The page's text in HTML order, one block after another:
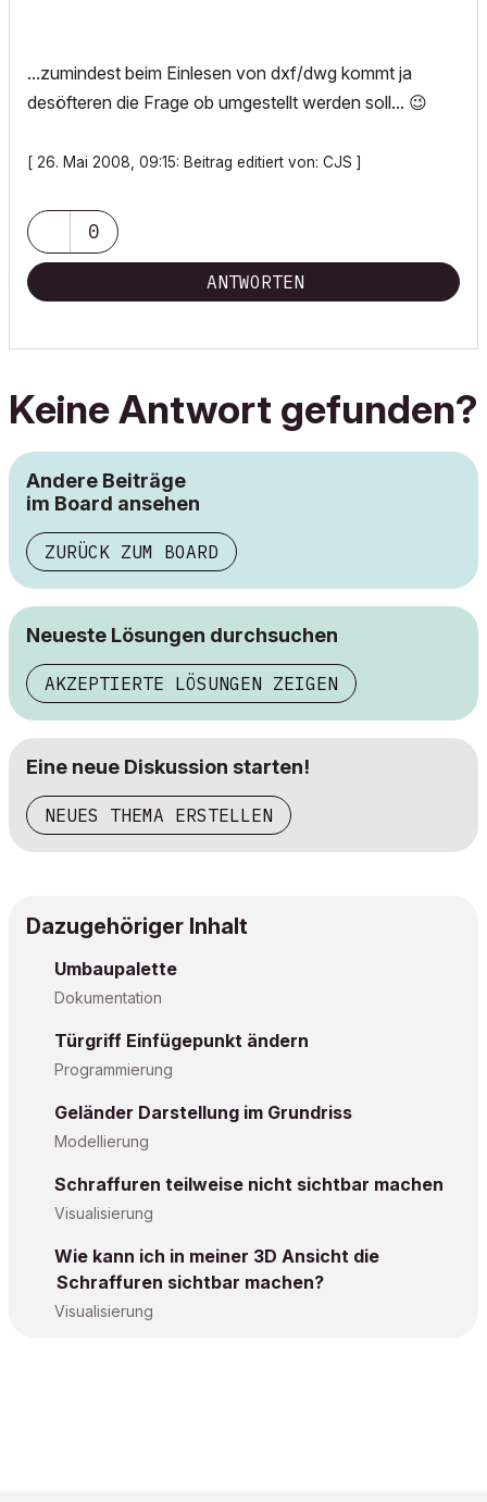
...zumindest beim Einlesen von dxf/dwg kommt ja
desöfteren die Frage ob umgestellt werden soll... 😉
[ 26. Mai 2008, 09:15: Beitrag editiert von: CJS ]
0
ANTWORTEN
Keine Antwort gefunden?
Andere Beiträge
im Board ansehen
ZURÜCK ZUM BOARD
Neueste Lösungen durchsuchen
AKZEPTIERTE LÖSUNGEN ZEIGEN
Eine neue Diskussion starten!
NEUES THEMA ERSTELLEN
Dazugehöriger Inhalt
Umbaupalette
Dokumentation
Türgriff Einfügepunkt ändern
Programmierung
Geländer Darstellung im Grundriss
Modellierung
Schraffuren teilweise nicht sichtbar machen
Visualisierung
Wie kann ich in meiner 3D Ansicht die
Schraffuren sichtbar machen?
Visualisierung